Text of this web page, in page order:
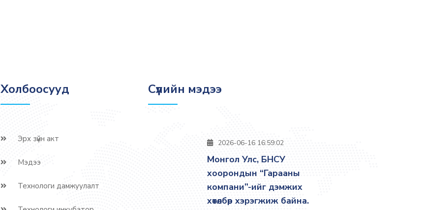
Холбоосууд
Эрх зүйн акт
Мэдээ
Технологи дамжуулалт
Сүүлийн мэдээ
2026-06-16 16:59:02
Монгол Улс, БНСУ
хоорондын “Гарааны
компани”-ийг дэмжих
хөтөлбөр хэрэгжиж байна.